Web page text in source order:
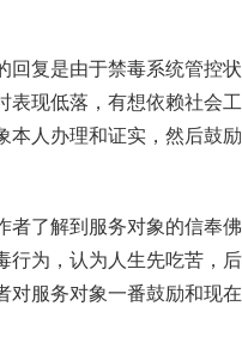
回复是由于禁毒系统管控
表现低落，有想依赖社会
本人办理和证实，然后鼓
者了解到服务对象的信奉
行为，认为人生先吃苦，
对服务对象一番鼓励和现